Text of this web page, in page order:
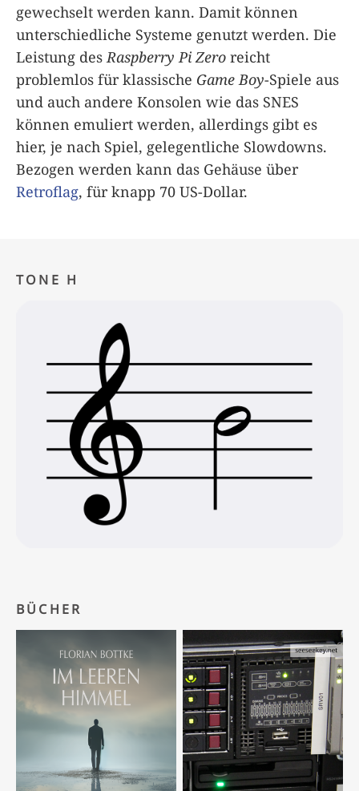
gewechselt werden kann. Damit können
unterschiedliche Systeme genutzt werden. Die
Leistung des Raspberry Pi Zero reicht
problemlos für klassische Game Boy-Spiele aus
und auch andere Konsolen wie das SNES
können emuliert werden, allerdings gibt es
hier, je nach Spiel, gelegentliche Slowdowns.
Bezogen werden kann das Gehäuse über
Retroflag, für knapp 70 US-Dollar.
TONE H
BÜCHER